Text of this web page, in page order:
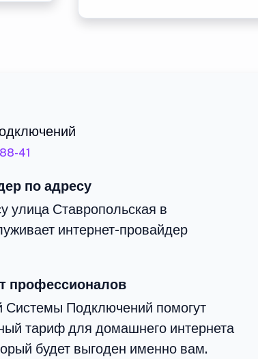
41
по адресу
улица Ставропольская в
интернет-провайдер
профессионалов
Подключений помогут
тариф для домашнего интернета
будет выгоден именно вам.